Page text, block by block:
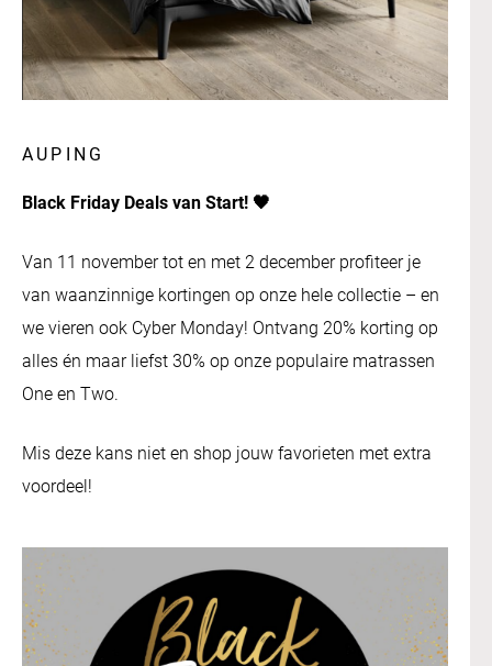
AUPING
Black Friday Deals van Start! 🖤
Van 11 november tot en met 2 december profiteer je
van waanzinnige kortingen op onze hele collectie – en
we vieren ook Cyber Monday! Ontvang 20% korting op
alles én maar liefst 30% op onze populaire matrassen
One en Two.
Mis deze kans niet en shop jouw favorieten met extra
voordeel!